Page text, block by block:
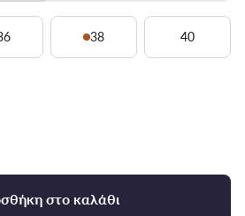
38 40
στο καλάθι